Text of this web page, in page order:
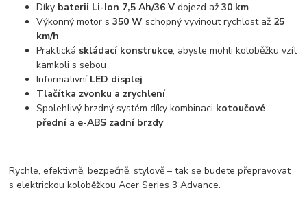
Díky baterii Li-Ion 7,5 Ah/36 V dojezd až30 km
Výkonný motor s350 W schopný vyvinout rychlost až 25
km/h
Praktická skládací konstrukce, abyste mohli koloběžku vzít
kamkoli s sebou
Informativní LED displej
Tlačítka zvonku a zrychlení
Spolehlivý brzdný systém díky kombinaci kotoučové
přednía e-ABS zadní brzdy
Rychle, efektivně, bezpečně, stylově – tak se budete přepravovat
s elektrickou koloběžkou Acer Series 3 Advance.